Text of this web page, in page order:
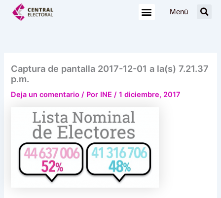
Menú
Captura de pantalla 2017-12-01 a la(s) 7.21.37
p.m.
Deja un comentario / Por INE/1 diciembre, 2017